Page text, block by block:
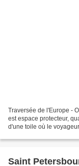
Traversée de l'Europe -
est espace protecteur,
d'une toile où le
Saint